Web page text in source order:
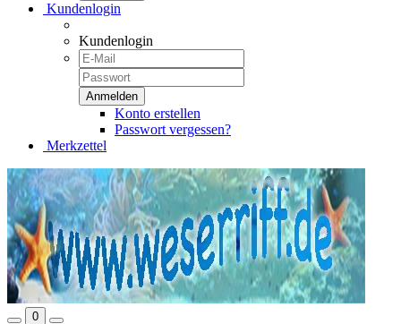
Kundenlogin
Kundenlogin
Konto erstellen
Passwort vergessen?
Merkzettel
0